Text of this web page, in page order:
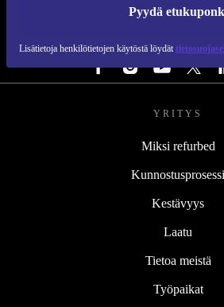
Pyydä
Lisätietoja henkilötietojen käytöstä löydät
YRITYS
Miksi refurbed
Kunnostusprosessi
Kestävyys
Laatu
Tietoa meistä
Työpaikat